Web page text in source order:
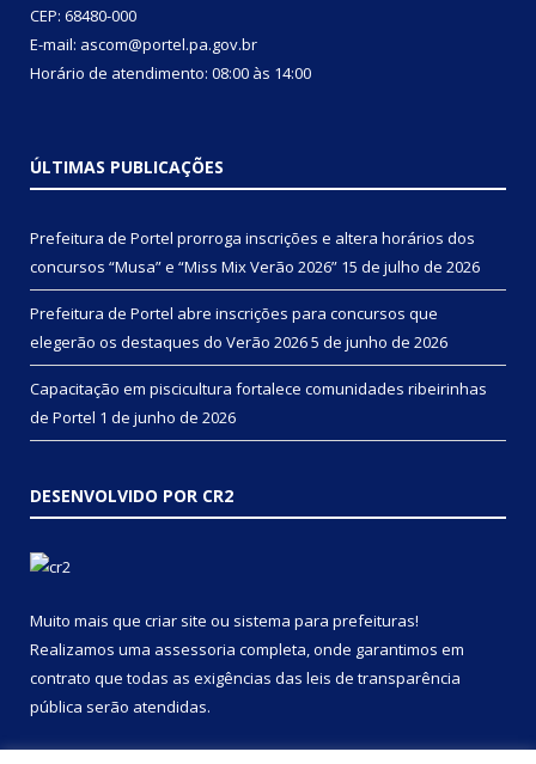
CEP: 68480-000
E-mail: ascom@portel.pa.gov.br
Horário de atendimento: 08:00 às 14:00
ÚLTIMAS PUBLICAÇÕES
Prefeitura de Portel prorroga inscrições e altera horários dos
concursos “Musa” e “Miss Mix Verão 2026” 15 de julho de 2026
Prefeitura de Portel abre inscrições para concursos que
elegerão os destaques do Verão 20265 de junho de 2026
Capacitação em piscicultura fortalece comunidades ribeirinhas
de Portel 1 de junho de 2026
DESENVOLVIDO POR CR2
Muito mais que criar site ou sistema para prefeituras!
Realizamos uma assessoria completa, onde garantimos em
contrato que todas as exigências das leis de transparência
pública serão atendidas.